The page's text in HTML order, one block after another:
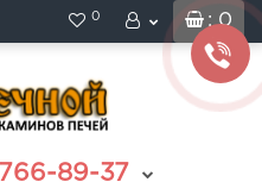
: 0
0
766-89-37